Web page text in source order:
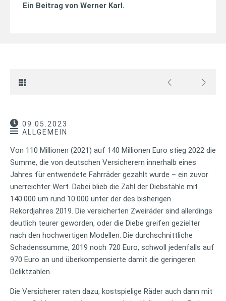
Ein Beitrag von Werner Karl.
09.05.2023
ALLGEMEIN
Von 110 Millionen (2021) auf 140 Millionen Euro stieg 2022 die
Summe, die von deutschen Versicherern innerhalb eines
Jahres für entwendete Fahrräder gezahlt wurde – ein zuvor
unerreichter Wert. Dabei blieb die Zahl der Diebstähle mit
140.000 um rund 10.000 unter der des bisherigen
Rekordjahres 2019. Die versicherten Zweiräder sind allerdings
deutlich teurer geworden, oder die Diebe greifen gezielter
nach den hochwertigen Modellen. Die durchschnittliche
Schadenssumme, 2019 noch 720 Euro, schwoll jedenfalls auf
970 Euro an und überkompensierte damit die geringeren
Deliktzahlen.
Die Versicherer raten dazu, kostspielige Räder auch dann mit